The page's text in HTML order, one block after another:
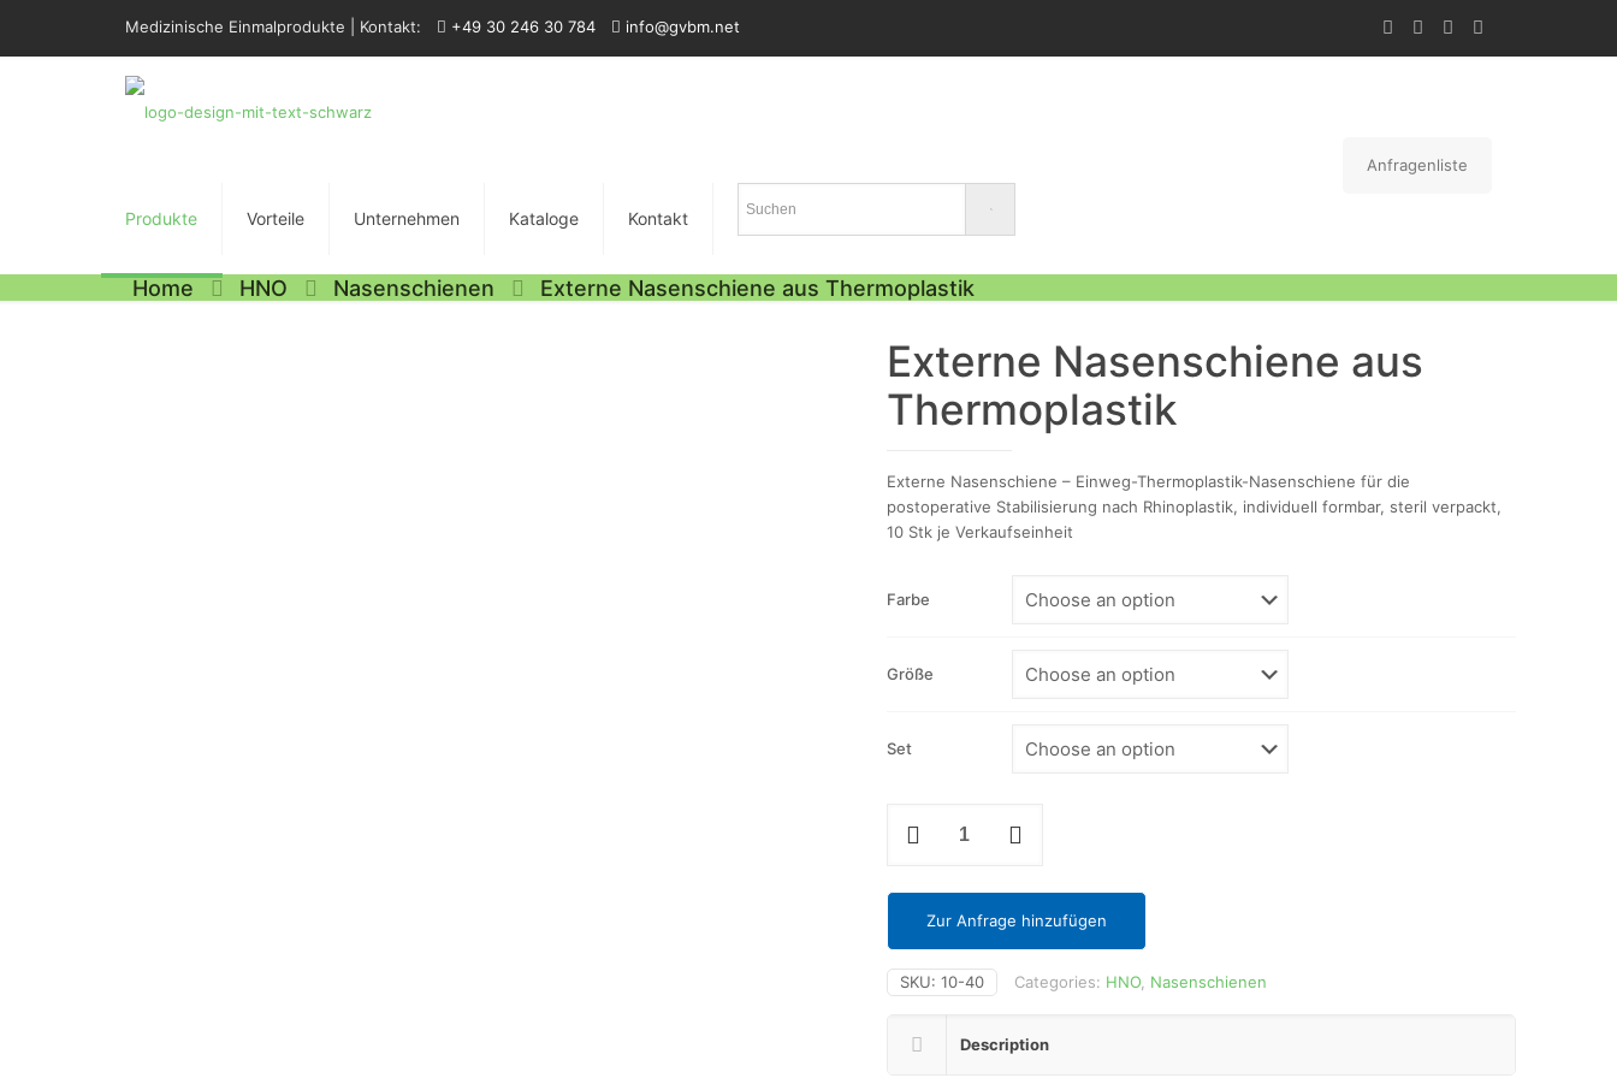
Medizinische Einmalprodukte | Kontakt: +49 30 246 30 784 info@gvbm.net
Produkte Vorteile Unternehmen Kataloge Kontakt
Anfragenliste
Home HNO Nasenschienen Externe Nasenschiene aus Thermoplastik
Externe Nasenschiene aus
Thermoplastik
Externe Nasenschiene – Einweg-Thermoplastik-Nasenschiene für die
postoperative Stabilisierung nach Rhinoplastik, individuell formbar, steril verpackt,
10 Stk je Verkaufseinheit
Farbe
Größe
Set
Nasenschiene
Thermoplastik
quantityZur Anfrage hinzufügen
SKU: 10-40 Categories: HNO, Nasenschienen
Description